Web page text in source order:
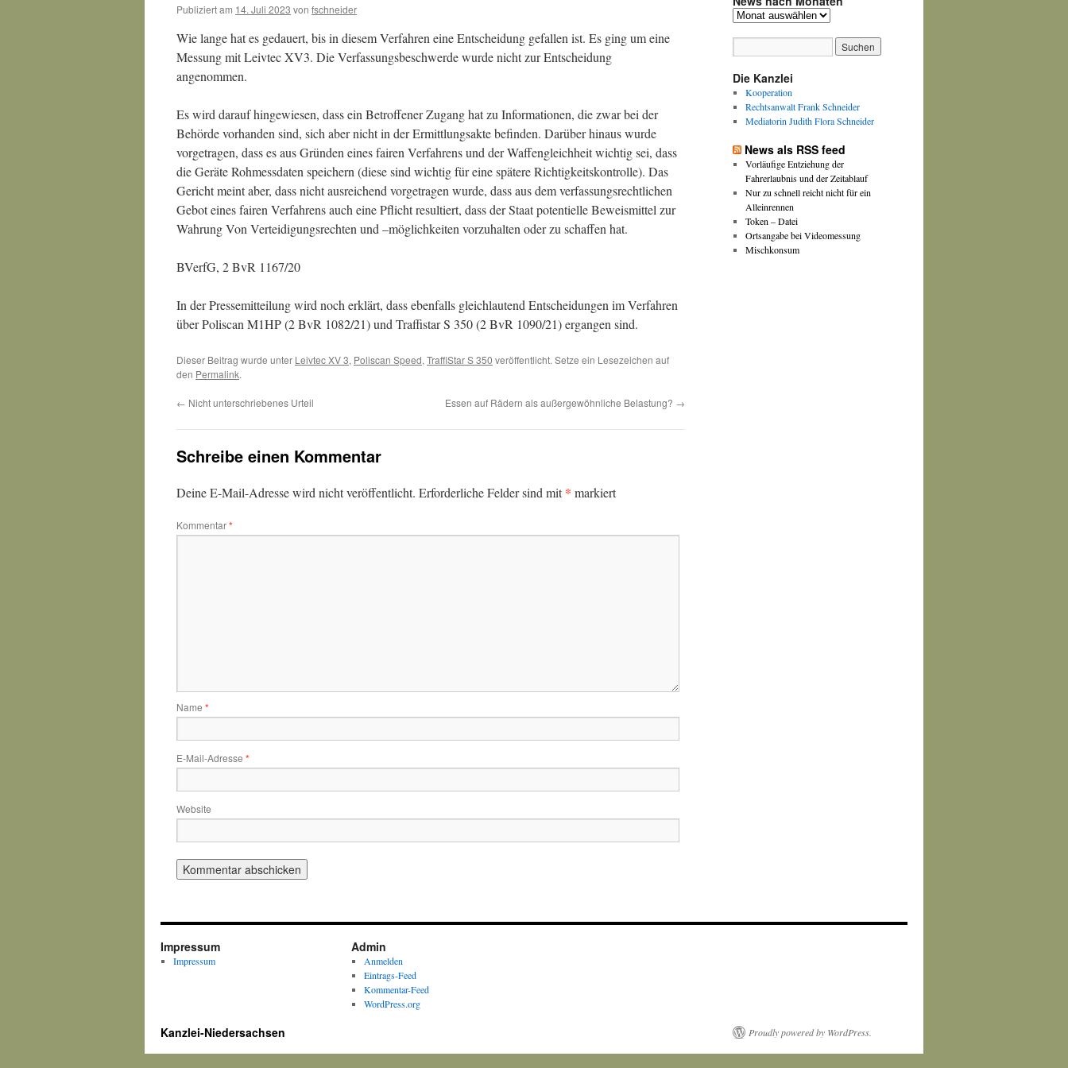
Publiziert am 14. Juli 2023 von fschneider
Wie lange hat es gedauert, bis in diesem Verfahren eine Entscheidung gefallen ist. Es ging um eine
Messung mit Leivtec XV3. Die Verfassungsbeschwerde wurde nicht zur Entscheidung
angenommen.
Es wird darauf hingewiesen, dass ein Betroffener Zugang hat zu Informationen, die zwar bei der
Behörde vorhanden sind, sich aber nicht in der Ermittlungsakte befinden. Darüber hinaus wurde
vorgetragen, dass es aus Gründen eines fairen Verfahrens und der Waffengleichheit wichtig sei, dass
die Geräte Rohmessdaten speichern (diese sind wichtig für eine spätere Richtigkeitskontrolle). Das
Gericht meint aber, dass nicht ausreichend vorgetragen wurde, dass aus dem verfassungsrechtlichen
Gebot eines fairen Verfahrens auch eine Pflicht resultiert, dass der Staat potentielle Beweismittel zur
Wahrung Von Verteidigungsrechten und –möglichkeiten vorzuhalten oder zu schaffen hat.
BVerfG, 2 BvR 1167/20
In der Pressemitteilung wird noch erklärt, dass ebenfalls gleichlautend Entscheidungen im Verfahren
über Poliscan M1HP (2 BvR 1082/21) und Traffistar S 350 (2 BvR 1090/21) ergangen sind.
Dieser Beitrag wurde unter Leivtec XV 3, Poliscan Speed, TraffiStar S 350 veröffentlicht. Setze ein Lesezeichen auf
den Permalink.
← Nicht unterschriebenes Urteil Essen auf Rädern als außergewöhnliche Belastung? →
Schreibe einen Kommentar
Deine E-Mail-Adresse wird nicht veröffentlicht. Erforderliche Felder sind mit* markiert
Kommentar*
Name *
E-Mail-Adresse *
Website
News
Die Kanzlei
Kooperation
Rechtsanwalt Frank Schneider
Mediatorin Judith Flora Schneider
News als RSS feed
Vorläufige Entziehung der
Fahrerlaubnis und der Zeitablauf
Nur zu schnell reicht nicht für ein
Alleinrennen
Token – Datei
Ortsangabe bei Videomessung
Mischkonsum
Impressum
Impressum
Admin
Anmelden
Eintrags-Feed
Kommentar-Feed
WordPress.org
Kanzlei-Niedersachsen Proudly powered by WordPress.